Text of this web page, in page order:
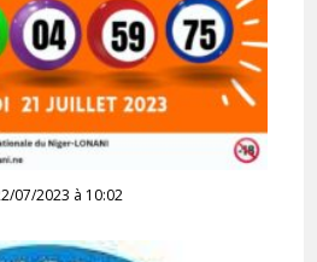
07/2023 à 10:02